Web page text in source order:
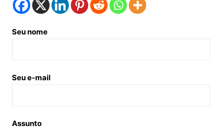
Seu nome
Seu e-mail
Assunto